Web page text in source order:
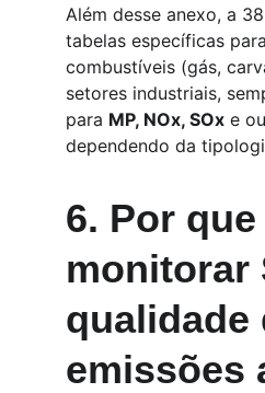
Além desse anexo, a
tabelas específicas
combustíveis (gás,
setores industriais,
para MP, NOx, SOx e
dependendo da
6. Por que
monitorar
qualidade
emissões